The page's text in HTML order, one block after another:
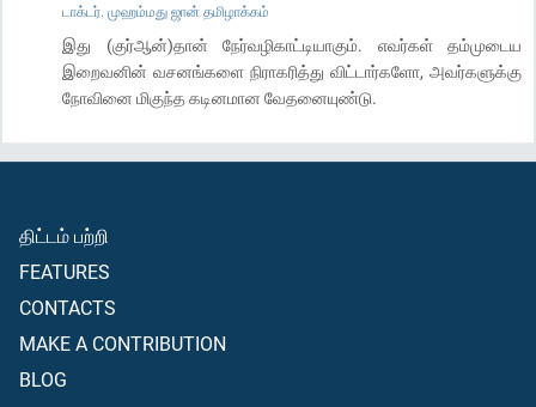
டாக்டர். முஹம்மது ஜான் தமிழாக்கம்
இது (குர்ஆன்)தான் நேர்வழிகாட்டியாகும். எவர்கள் தம்முடைய
இறைவனின் வசனங்களை நிராகரித்து விட்டார்களோ, அவர்களுக்கு
நோவினை மிகுந்த கடினமான வேதனையுண்டு.
திட்டம் பற்றி
FEATURES
CONTACTS
MAKE A CONTRIBUTION
BLOG